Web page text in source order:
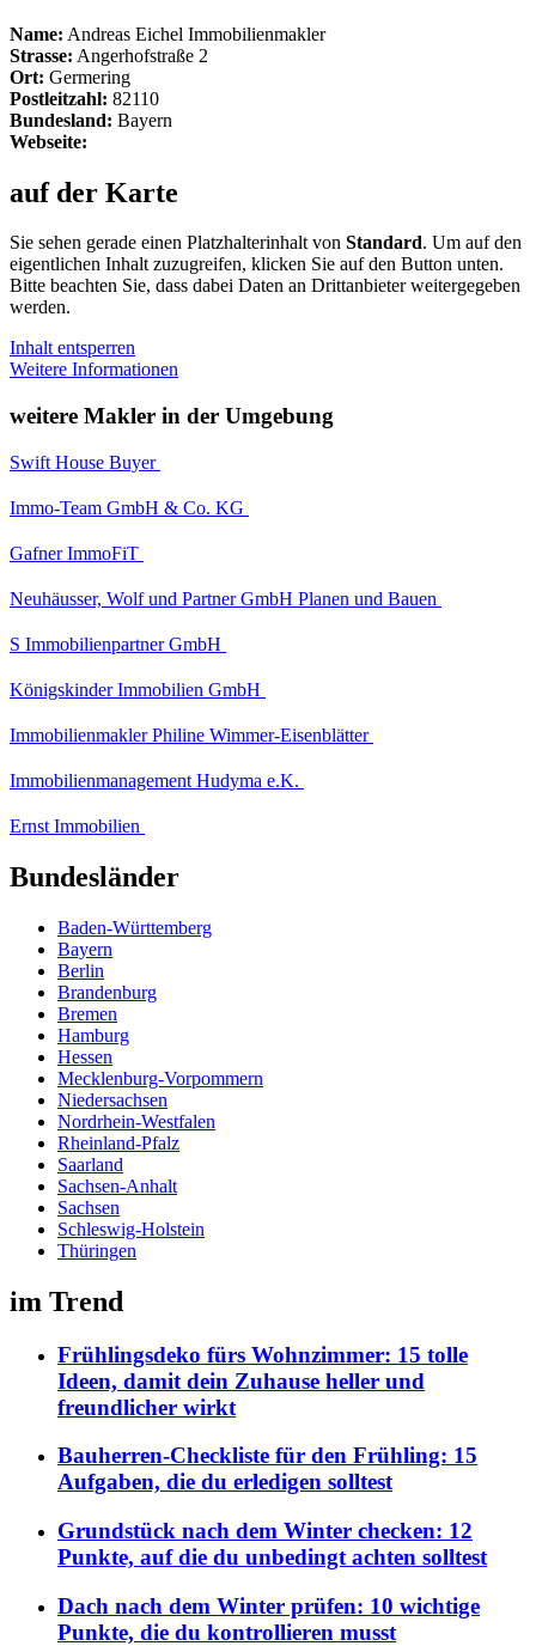
Name: Andreas Eichel Immobilienmakler
Strasse: Angerhofstraße 2
Ort: Germering
Postleitzahl: 82110
Bundesland: Bayern
Webseite:
auf der Karte
Sie sehen gerade einen Platzhalterinhalt von Standard. Um auf den
eigentlichen Inhalt zuzugreifen, klicken Sie auf den Button unten.
Bitte beachten Sie, dass dabei Daten an Drittanbieter weitergegeben
werden.
Inhalt entsperren
Weitere Informationen
weitere Makler in der Umgebung
Swift House Buyer
Immo-Team GmbH & Co. KG
Gafner ImmoFiT
Neuhäusser, Wolf und Partner GmbH Planen und Bauen
S Immobilienpartner GmbH
Königskinder Immobilien GmbH
Immobilienmakler Philine Wimmer-Eisenblätter
Immobilienmanagement Hudyma e.K.
Ernst Immobilien
Bundesländer
Baden-Württemberg
Bayern
Berlin
Brandenburg
Bremen
Hamburg
Hessen
Mecklenburg-Vorpommern
Niedersachsen
Nordrhein-Westfalen
Rheinland-Pfalz
Saarland
Sachsen-Anhalt
Sachsen
Schleswig-Holstein
Thüringen
im Trend
Frühlingsdeko fürs Wohnzimmer: 15 tolle
Ideen, damit dein Zuhause heller und
freundlicher wirkt
Bauherren-Checkliste für den Frühling: 15
Aufgaben, die du erledigen solltest
Grundstück nach dem Winter checken: 12
Punkte, auf die du unbedingt achten solltest
Dach nach dem Winter prüfen: 10 wichtige
Punkte, die du kontrollieren musst